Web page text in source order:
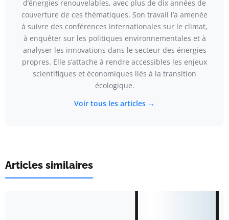
d’énergies renouvelables, avec plus de dix années de
couverture de ces thématiques. Son travail l’a amenée
à suivre des conférences internationales sur le climat,
à enquêter sur les politiques environnementales et à
analyser les innovations dans le secteur des énergies
propres. Elle s’attache à rendre accessibles les enjeux
scientifiques et économiques liés à la transition
écologique.
Voir tous les articles →
Articles similaires